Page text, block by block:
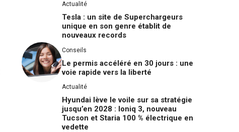
Actualité
Tesla : un site de Superchargeurs
unique en son genre établit de
nouveaux records
Conseils
Le permis accéléré en 30 jours : une
voie rapide vers la liberté
Actualité
Hyundai lève le voile sur sa stratégie
jusqu’en 2028 : Ioniq 3, nouveau
Tucson et Staria 100 % électrique en
vedette